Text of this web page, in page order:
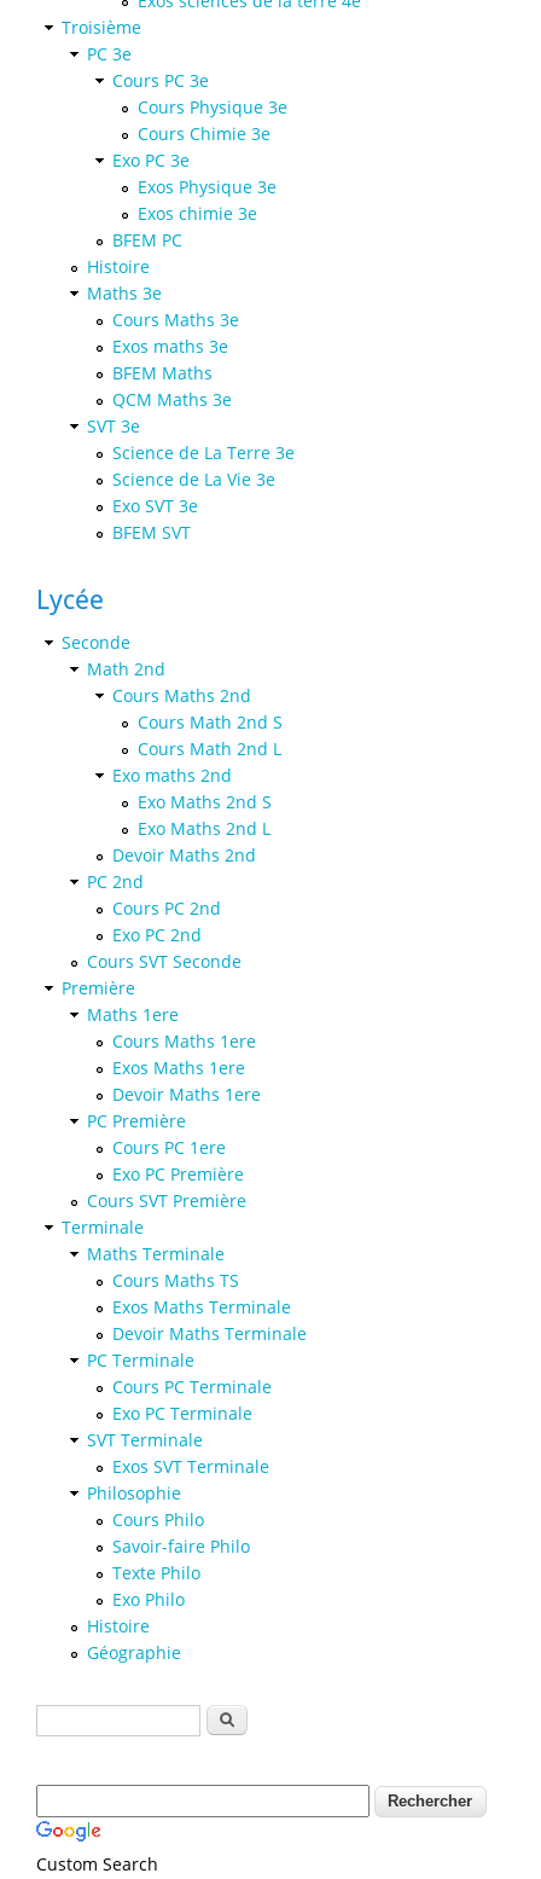
Troisième
PC 3e
Cours PC 3e
Cours Physique 3e
Cours Chimie 3e
Exo PC 3e
Exos Physique 3e
Exos chimie 3e
BFEM PC
Histoire
Maths 3e
Cours Maths 3e
Exos maths 3e
BFEM Maths
QCM Maths 3e
SVT 3e
Science de La Terre 3e
Science de La Vie 3e
Exo SVT 3e
BFEM SVT
Lycée
Seconde
Math 2nd
Cours Maths 2nd
Cours Math 2nd S
Cours Math 2nd L
Exo maths 2nd
Exo Maths 2nd S
Exo Maths 2nd L
Devoir Maths 2nd
PC 2nd
Cours PC 2nd
Exo PC 2nd
Cours SVT Seconde
Première
Maths 1ere
Cours Maths 1ere
Exos Maths 1ere
Devoir Maths 1ere
PC Première
Cours PC 1ere
Exo PC Première
Cours SVT Première
Terminale
Maths Terminale
Cours Maths TS
Exos Maths Terminale
Devoir Maths Terminale
PC Terminale
Cours PC Terminale
Exo PC Terminale
SVT Terminale
Exos SVT Terminale
Philosophie
Cours Philo
Savoir-faire Philo
Texte Philo
Exo Philo
Histoire
Géographie
Formulaire de recherche
Rechercher
Custom Search